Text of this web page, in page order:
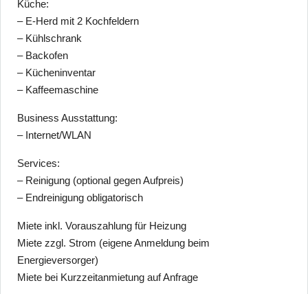
Küche:
– E-Herd mit 2 Kochfeldern
– Kühlschrank
– Backofen
– Kücheninventar
– Kaffeemaschine
Business Ausstattung:
– Internet/WLAN
Services:
– Reinigung (optional gegen Aufpreis)
– Endreinigung obligatorisch
Miete inkl. Vorauszahlung für Heizung
Miete zzgl. Strom (eigene Anmeldung beim
Energieversorger)
Miete bei Kurzzeitanmietung auf Anfrage